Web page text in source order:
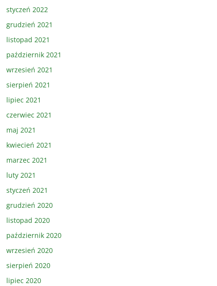
styczeń 2022
grudzień 2021
listopad 2021
październik 2021
wrzesień 2021
sierpień 2021
lipiec 2021
czerwiec 2021
maj 2021
kwiecień 2021
marzec 2021
luty 2021
styczeń 2021
grudzień 2020
listopad 2020
październik 2020
wrzesień 2020
sierpień 2020
lipiec 2020